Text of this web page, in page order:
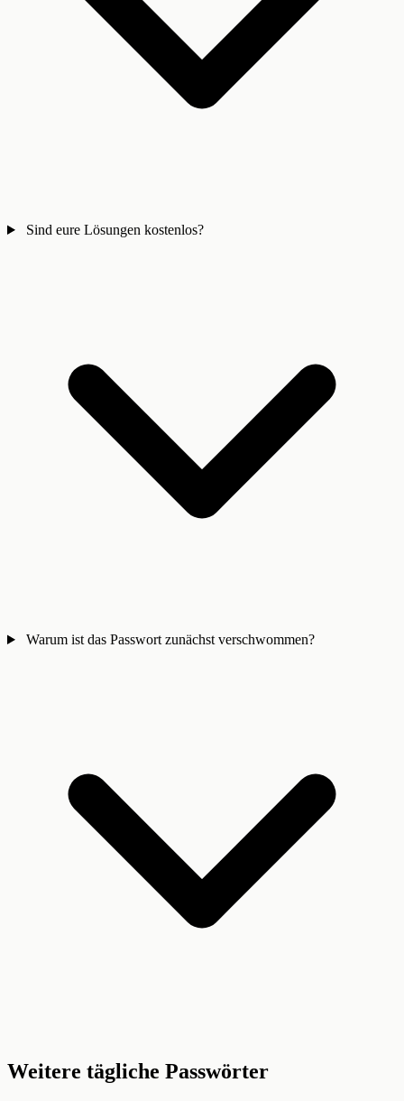
Sind eure Lösungen kostenlos?
Warum ist das Passwort zunächst verschwommen?
Weitere tägliche Passwörter